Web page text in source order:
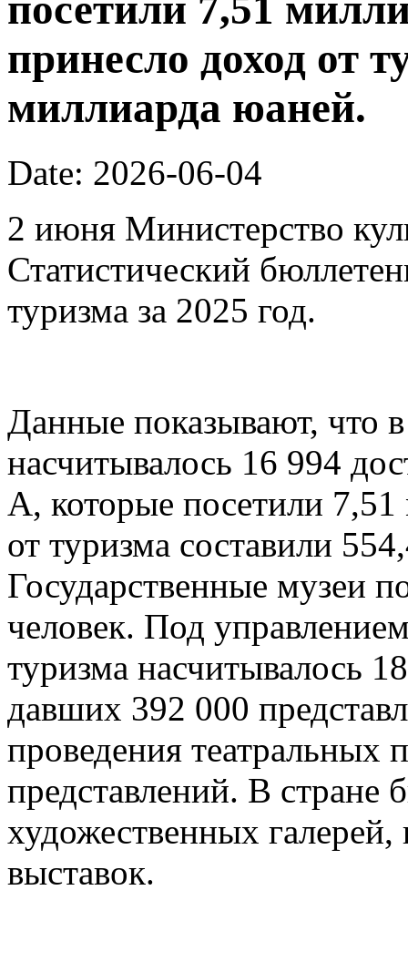
принесло доход от
миллиарда юаней.
Date: 2026-06-04
2 июня Министерство
Статистический
туризма за 2025 год.
Данные показывают, что
насчитывалось 16 994
А, которые посетили
от туризма составили
Государственные музеи
человек. Под
туризма насчитывалось
давших 392 000
проведения театральных
представлений. В стране
художественных
выставок.